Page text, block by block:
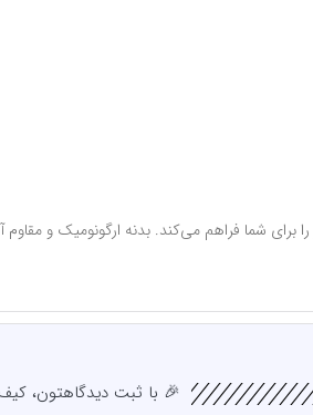
برای شما فراهم می‌کند. بدنه ارگونومیک و
🎉 با ثبت دیدگاهتون،